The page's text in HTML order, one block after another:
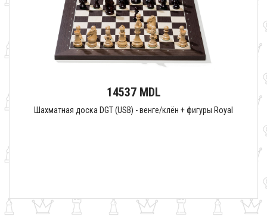
14537 MDL
Шахматная доска DGT (USB) - венге/клён + фигуры Royal